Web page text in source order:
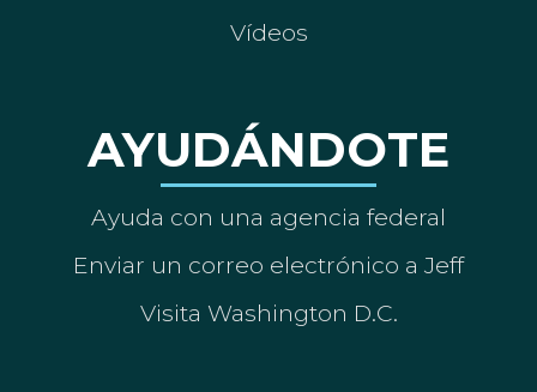
Vídeos
AYUDÁNDOTE
Ayuda con una agencia federal
Enviar un correo electrónico a Jeff
Visita Washington D.C.